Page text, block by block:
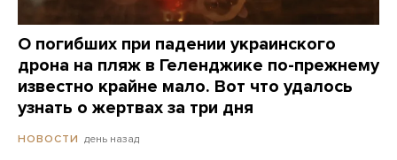
О погибших при падении украинского
дрона на пляж в Геленджике по-прежнему
известно крайне мало. Вот что удалось
узнать о жертвах за три дня
НОВОСТИ день назад